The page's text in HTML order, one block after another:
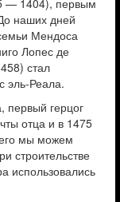
— 1404), первым
наших дней
Мендоса
Лопес де
стал
эль-Реала.
первый герцог
отца и в 1475
мы можем
строительстве
использовались